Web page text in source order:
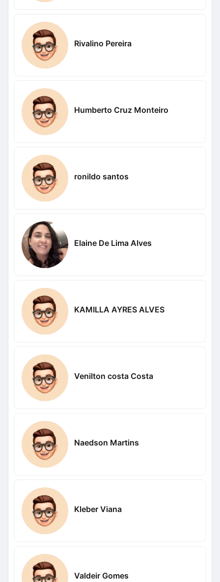
Rivalino Pereira
Humberto Cruz Monteiro
ronildo santos
Elaine De Lima Alves
KAMILLA AYRES ALVES
Venilton costa Costa
Naedson Martins
Kleber Viana
Valdeir Gomes